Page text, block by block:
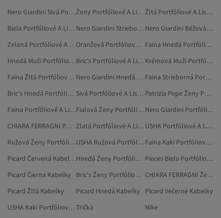
Nero Giardini Sivá Portfóliové A Listové Kabelky
Ženy Portfóliové A Listové Kabelky
Žltá Portfóliové A Listové Kabelky
Biela Portfóliové A Listové Kabelky
Nero Giardini Strieborná Portfóliové A Listové Kabelky
Nero Giardini Béžová Portfóliové A Listové Kabelky
Zelená Portfóliové A Listové Kabelky
Oranžová Portfóliové A Listové Kabelky
Faina Hnedá Portfóliové A Listové Kabelky
Hnedá Muži Portfóliové A Listové Kabelky
Bric's Portfóliové A Listové Kabelky
Krémová Muži Portfóliové A Listové Kabelky
Faina Žltá Portfóliové A Listové Kabelky
Nero Giardini Hnedá Portfóliové A Listové Kabelky
Faina Strieborná Portfóliové A Listové Kabelky
Bric's Hnedá Portfóliové A Listové Kabelky
Sivá Portfóliové A Listové Kabelky
Patrizia Pepe Ženy Portfóliové A Listové Kabelky
Faina Portfóliové A Listové Kabelky
Fialová Ženy Portfóliové A Listové Kabelky
Nero Giardini Portfóliové A Listové Kabelky
CHIARA FERRAGNI Portfóliové A Listové Kabelky
Zlatá Portfóliové A Listové Kabelky
USHA Portfóliové A Listové Kabelky
Ružová Ženy Portfóliové A Listové Kabelky
USHA Ružová Portfóliové A Listové Kabelky
Faina Kaki Portfóliové A Listové Kabelky
Picard Červená Kabelky
Hnedá Ženy Portfóliové A Listové Kabelky
Pieces Biela Portfóliové A Listové Kabelky
Picard Čierna Kabelky
Bric's Ženy Portfóliové A Listové Kabelky
CHIARA FERRAGNI Ženy Portfóliové A Listové Kabelky
Picard Žltá Kabelky
Picard Hnedá Kabelky
Picard Večerné Kabelky
USHA Kaki Portfóliové A Listové KabelkyTričká
Nike